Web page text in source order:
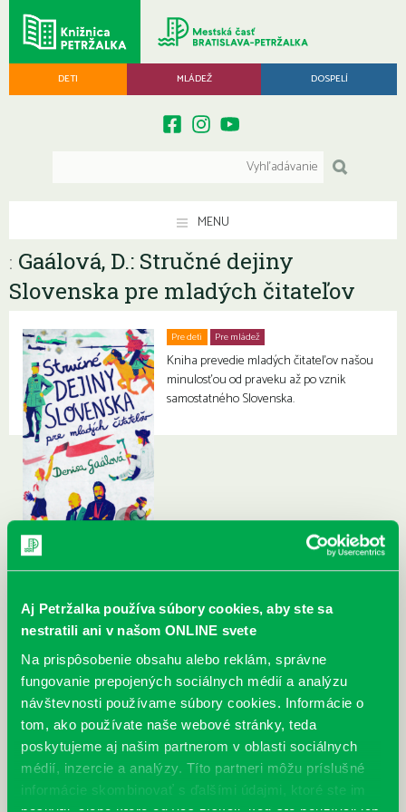
Aj Petržalka používa súbory cookies, aby ste sa
nestratili ani v našom ONLINE svete
Na prispôsobenie obsahu alebo reklám, správne
fungovanie prepojených sociálnych médií a analýzu
návštevnosti používame súbory cookies. Informácie o
tom, ako používate naše webové stránky, teda
poskytujeme aj našim partnerom v oblasti sociálnych
médií, inzercie a analýzy. Títo partneri môžu príslušné
informácie skombinovať s ďalšími údajmi, ktoré ste im
DETI MLÁDEŽ DOSPELÍ
MENU
: Gaálová, D.: Stručné dejiny
Slovenska pre mladých čitateľov
Pre deti Pre mládež
Kniha prevedie mladých čitateľov našou
minulosťou od praveku až po vznik
samostatného Slovenska.